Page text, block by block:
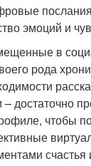
эмоций и
в
рода
достаточно
чтобы
счастья